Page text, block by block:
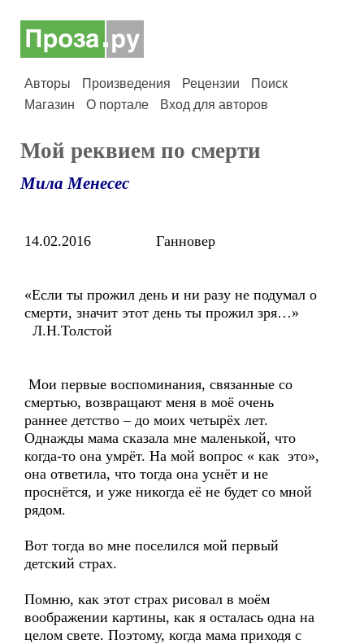
Авторы Произведения Рецензии
Поиск
Магазин
О портале Вход для авторов
Мой реквием по смерти
Мила Менесес
14.02.2016 Ганновер
«Если ты прожил день и ни разу не подумал о
смерти, значит этот день ты прожил зря…»
Л.Н.Толстой
Мои первые воспоминания, связанные со
смертью, возвращают меня в моё очень
раннее детство – до моих четырёх лет.
Однажды мама сказала мне маленькой, что
когда-то она умрёт. На мой вопрос « как это»,
она ответила, что тогда она уснёт и не
проснётся, и уже никогда её не будет со мной
рядом.
Вот тогда во мне поселился мой первый
детский страх.
Помню, как этот страх рисовал в моём
воображении картины, как я осталась одна на
целом свете. Поэтому, когда мама приходя с